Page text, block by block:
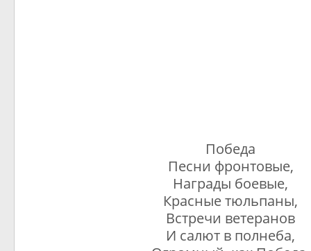
Победа
Песни фронтовые,
Награды боевые,
Красные тюльпаны,
Встречи ветеранов
И салют в полнеба,